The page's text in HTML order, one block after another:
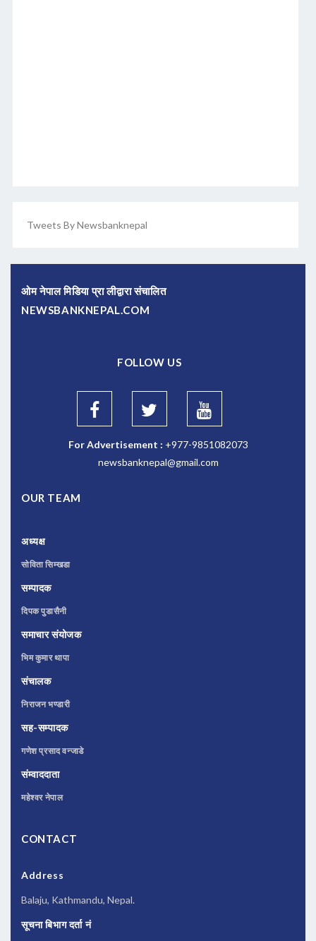
Tweets By Newsbanknepal
ओम नेपाल मिडिया प्रा लीद्वारा संचालित
NEWSBANKNEPAL.COM
FOLLOW US
For Advertisement : +977-9851082073
newsbanknepal@gmail.com
OUR TEAM
अध्यक्ष
सोविता सिम्खडा
सम्पादक
दिपक पुडासैनी
समाचार संयोजक
भिम कुमार थापा
संचालक
निराजन भण्डारी
सह-सम्पादक
गणेश प्रसाद वन्जाडे
संम्वाददाता
महेश्वर नेपाल
CONTACT
Address
Balaju, Kathmandu, Nepal.
सूचना बिभाग दर्ता नं